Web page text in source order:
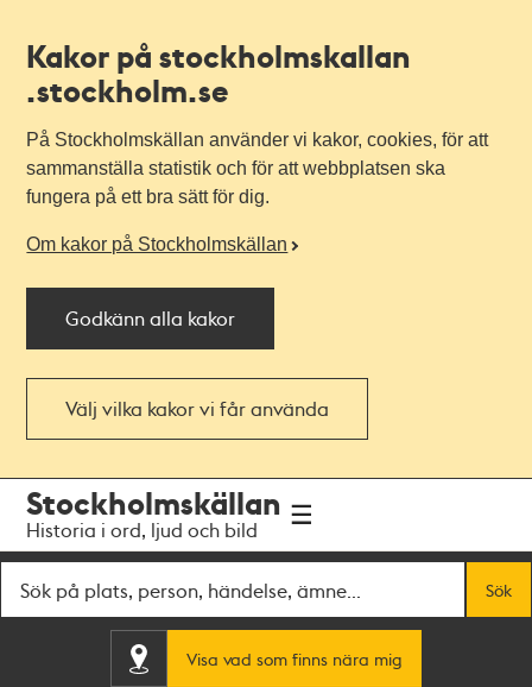
Kakor på stockholmskallan
.stockholm.se
På Stockholmskällan använder vi kakor, cookies, för att
sammanställa statistik och för att webbplatsen ska
fungera på ett bra sätt för dig.
Om kakor på Stockholmskällan
Godkänn alla kakor
Välj vilka kakor vi får använda
navigationen
huvudinnehållet
Stockholmskällan
Historia i ord, ljud och bild
Sök
Visa vad som finns nära mig